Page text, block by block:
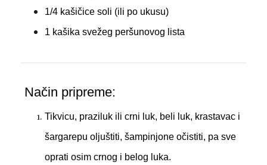
1/4 kašičice soli (ili po ukusu)
1 kašika svežeg peršunovog lista
Način pripreme:
Tikvicu, praziluk ili crni luk, beli luk, krastavac i
šargarepu oljuštiti, šampinjone očistiti, pa sve
oprati osim crnog i belog luka.